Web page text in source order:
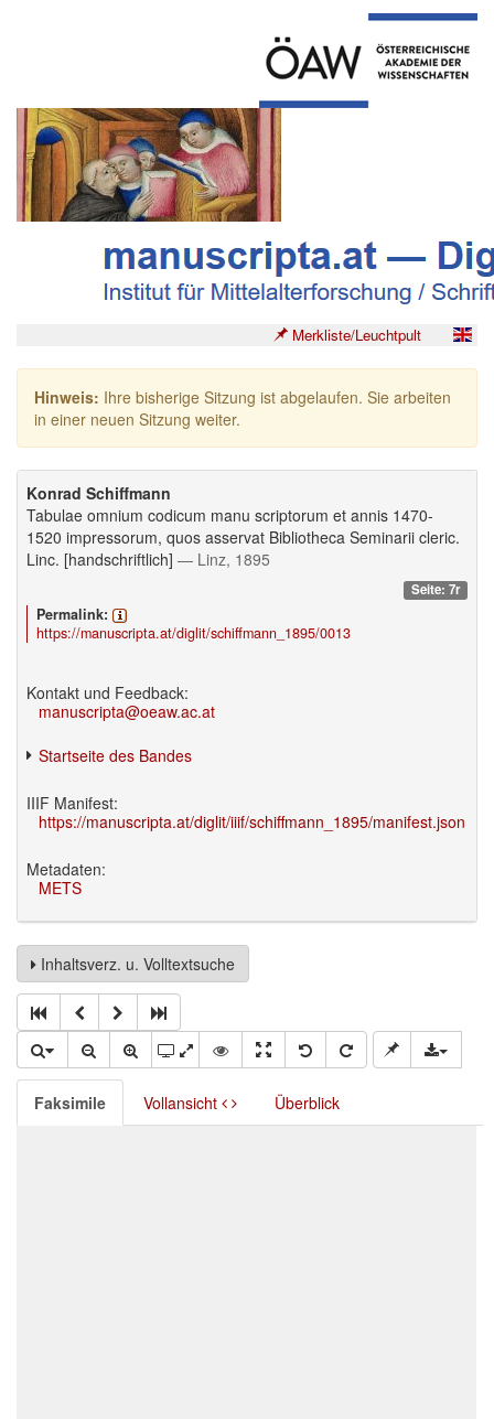
Merkliste/Leuchtpult
Hinweis: Ihre bisherige Sitzung ist abgelaufen. Sie arbeiten
in einer neuen Sitzung weiter.
Konrad Schiffmann
Tabulae omnium codicum manu scriptorum et annis 1470-
1520 impressorum, quos asservat Bibliotheca Seminarii cleric.
Linc. [handschriftlich] — Linz, 1895
Seite: 7r
Permalink:
https://manuscripta.at/diglit/schiffmann_1895/0013
Kontakt und Feedback:
manuscripta@oeaw.ac.at
Startseite des Bandes
IIIF Manifest:
https://manuscripta.at/diglit/iiif/schiffmann_1895/manifest.json
Metadaten:
METS
Inhaltsverz. u. Volltextsuche
Faksimile Vollansicht Überblick